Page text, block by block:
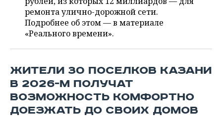
ремонта улично-дорожной сети.
Подробнее об этом — в материале
«Реального времени».
ЖИТЕЛИ 30 ПОСЕЛКОВ КАЗАНИ
В 2026-М ПОЛУЧАТ
ВОЗМОЖНОСТЬ КОМФОРТНО
ДОЕЗЖАТЬ ДО СВОИХ ДОМОВ